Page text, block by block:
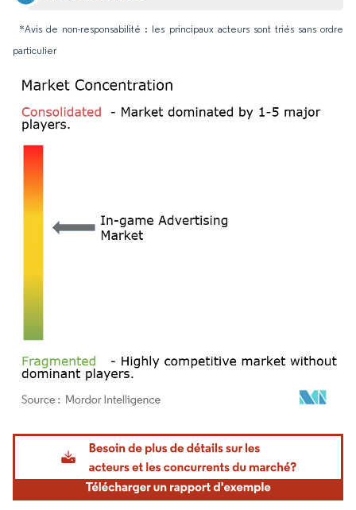
*Avis de non-responsabilité : les principaux acteurs sont triés sans ordre
particulier
Image © Mordor Intelligence. La réutilisation nécessite une attribution sous CC BY